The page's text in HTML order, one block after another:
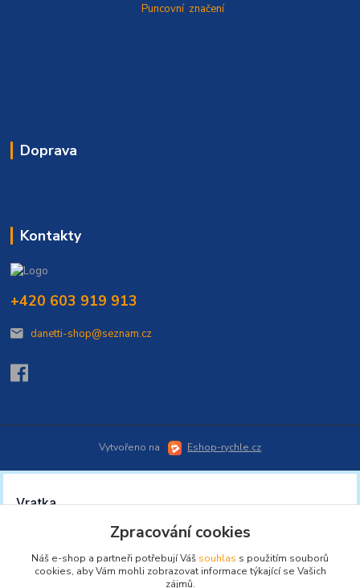
Puncovní značení
Doprava
Kontakty
+420 603 919 913
danetti-shop@seznam.cz
Vytvořeno na Eshop-rychle.cz
Zpracování cookies
Náš e-shop a partneři potřebují Váš souhlas s použitím souborů
cookies, aby Vám mohli zobrazovat informace týkající se Vašich
zájmů.